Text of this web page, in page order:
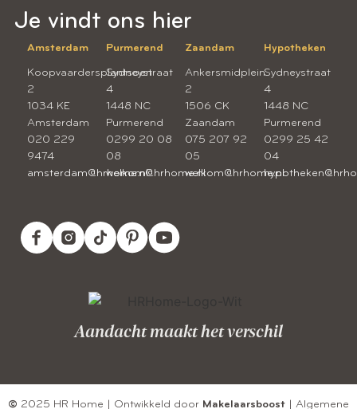
Je vindt ons hier
Amsterdam
Koopvaardersplantsoen
2
1034 KE
Amsterdam
020 229
9474
amsterdam@hrhome.nl
Purmerend
Sydneystraat
4
1448 NC
Purmerend
0299 20 08
08
welkom@hrhome.nl
Zaandam
Ankersmidplein
2
1506 CK
Zaandam
075 207 92
05
welkom@hrhome.nl
Hypotheken
Sydneystraat
4
1448 NC
Purmerend
0299 25 42
04
Aandacht maakt het verschil
© 2025 HR Home | Ontwikkeld door Makelaarsboost | Algemene